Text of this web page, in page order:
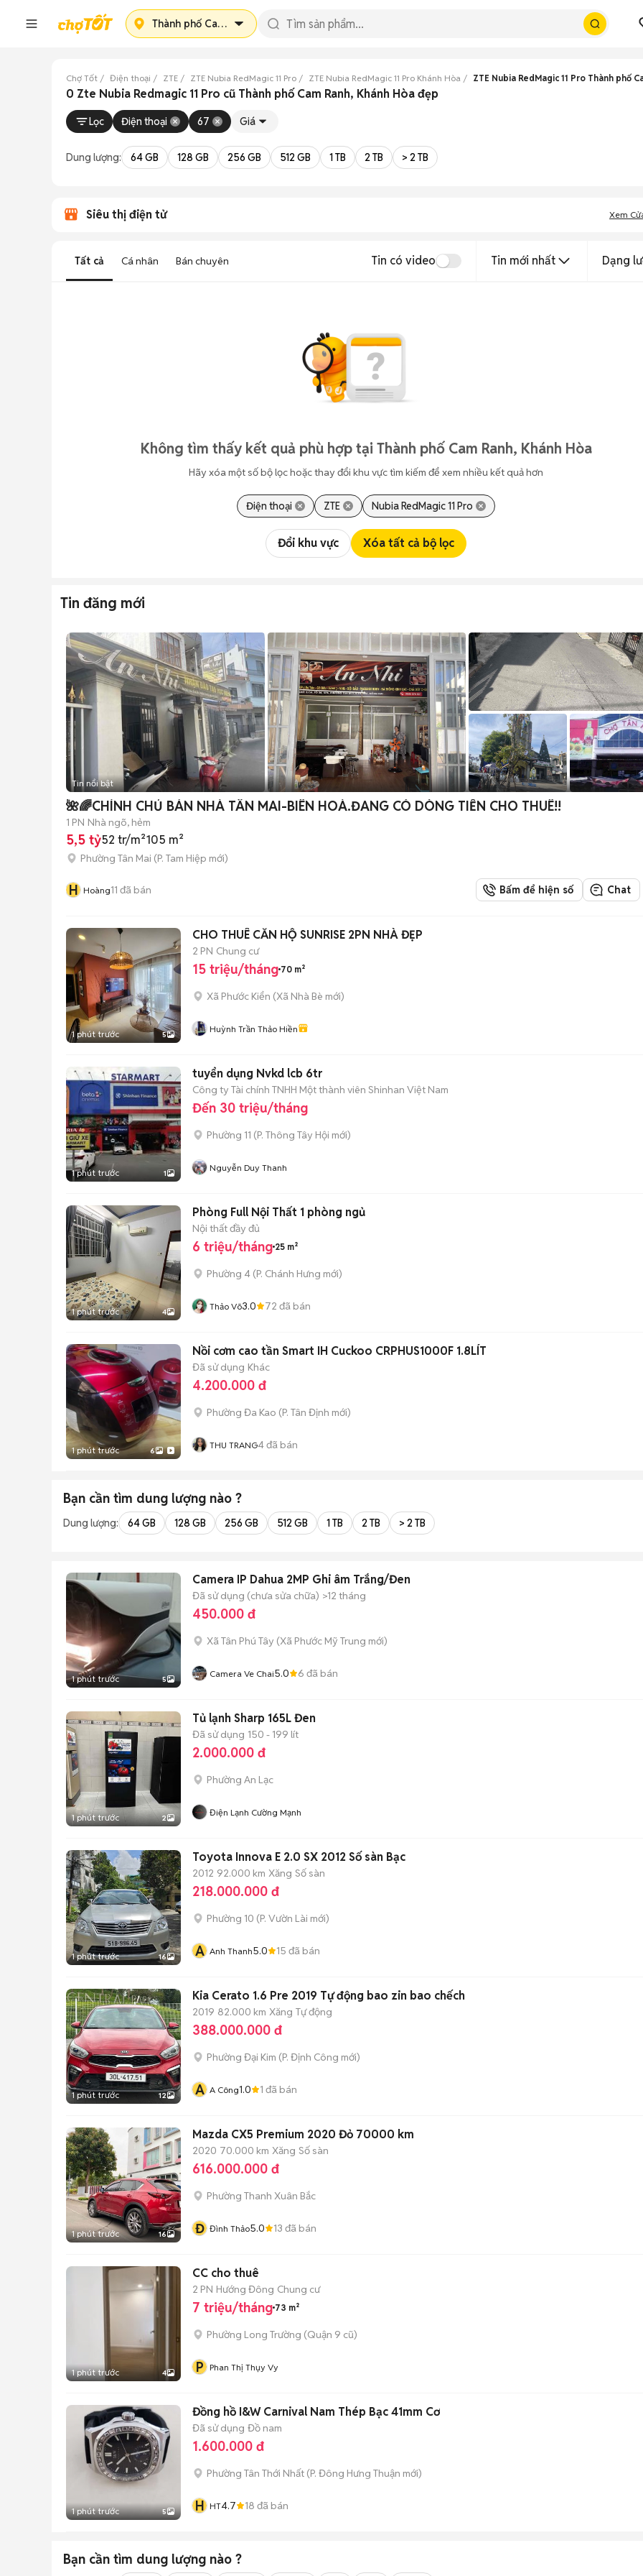
Thành phố Cam Ranh
Chợ Tốt Điện thoại ZTE ZTE Nubia RedMagic 11 Pro ZTE Nubia RedMagic 11 Pro Khánh Hòa ZTE Nubia RedMagic 11 Pro Thành phố
0 Zte Nubia Redmagic 11 Pro cũ Thành phố Cam Ranh, Khánh Hòa đẹp
Lọc Điện thoại 67 Giá
Dung lượng: 64 GB 128 GB 256 GB 512 GB 1 TB 2 TB > 2 TB
Siêu thị điện tử Xem
Tất cả Cá nhân Bán chuyên Tin có video Tin mới nhất Dạng
Không tìm thấy kết quả phù hợp tại Thành phố Cam Ranh, Khánh Hòa
Hãy xóa một số bộ lọc hoặc thay đổi khu vực tìm kiếm để xem nhiều kết quả hơn
Điện thoại ZTE Nubia RedMagic 11 Pro
Đổi khu vực Xóa tất cả bộ lọc
Tin đăng mới
Tin nổi bật
🌺🌈CHÍNH CHỦ BÁN NHÀ TÂN MAI-BIÊN HOÀ.ĐANG CÓ DÒNG TIỀN CHO THUÊ!!
1 PN Nhà ngõ, hẻm
5,5 tỷ52 tr/m²105 m²
Phường Tân Mai (P. Tam Hiệp mới)
H Hoàng11 đã bán Bấm để hiện số Chat
1 phút trước 5
CHO THUÊ CĂN HỘ SUNRISE 2PN NHÀ ĐẸP
2 PN Chung cư
15 triệu/tháng 70 m²
Xã Phước Kiển (Xã Nhà Bè mới)
Huỳnh Trần Thảo Hiền
1 phút trước 1
tuyển dụng Nvkd lcb 6tr
Công ty Tài chính TNHH Một thành viên Shinhan Việt Nam
Đến 30 triệu/tháng
Phường 11 (P. Thông Tây Hội mới)
Nguyễn Duy Thanh
1 phút trước 4
Phòng Full Nội Thất 1 phòng ngủ
Nội thất đầy đủ
6 triệu/tháng 25 m²
Phường 4 (P. Chánh Hưng mới)
Thảo Võ3.0 72 đã bán
1 phút trước 6
Nồi cơm cao tần Smart IH Cuckoo CRPHUS1000F 1.8LÍT
Đã sử dụng Khác
4.200.000 đ
Phường Đa Kao (P. Tân Định mới)
THU TRANG4đã bán
Bạn cần tìm dung lượng nào ?
Dung lượng: 64 GB 128 GB 256 GB 512 GB 1 TB 2 TB > 2 TB
1 phút trước 5
Camera IP Dahua 2MP Ghi âm Trắng/Đen
Đã sử dụng (chưa sửa chữa) >12 tháng
450.000 đ
Xã Tân Phú Tây (Xã Phước Mỹ Trung mới)
Camera Ve Chai5.0 6 đã bán
1 phút trước 2
Tủ lạnh Sharp 165L Đen
Đã sử dụng 150 - 199 lít
2.000.000 đ
Phường An Lạc
Điện Lạnh Cường Mạnh
1 phút trước 16
Toyota Innova E 2.0 SX 2012 Số sàn Bạc
2012 92.000 km Xăng Số sàn
218.000.000 đ
Phường 10 (P. Vườn Lài mới)
A Anh Thanh5.0 15 đã bán
1 phút trước 12
Kia Cerato 1.6 Pre 2019 Tự động bao zin bao chếch
2019 82.000 km Xăng Tự động
388.000.000 đ
Phường Đại Kim (P. Định Công mới)
A A Công1.0 1 đã bán
1 phút trước 16
Mazda CX5 Premium 2020 Đỏ 70000 km
2020 70.000 km Xăng Số sàn
616.000.000 đ
Phường Thanh Xuân Bắc
Đ Đình Thảo5.0 13 đã bán
1 phút trước 4
CC cho thuê
2 PN Hướng Đông Chung cư
7 triệu/tháng 73 m²
Phường Long Trường (Quận 9 cũ)
P Phan Thị Thụy Vy
1 phút trước 5
Đồng hồ I&W Carnival Nam Thép Bạc 41mm Cơ
Đã sử dụng Đồ nam
1.600.000 đ
Phường Tân Thới Nhất (P. Đông Hưng Thuận mới)
H HT4.7 18 đã bán
Bạn cần tìm dung lượng nào ?